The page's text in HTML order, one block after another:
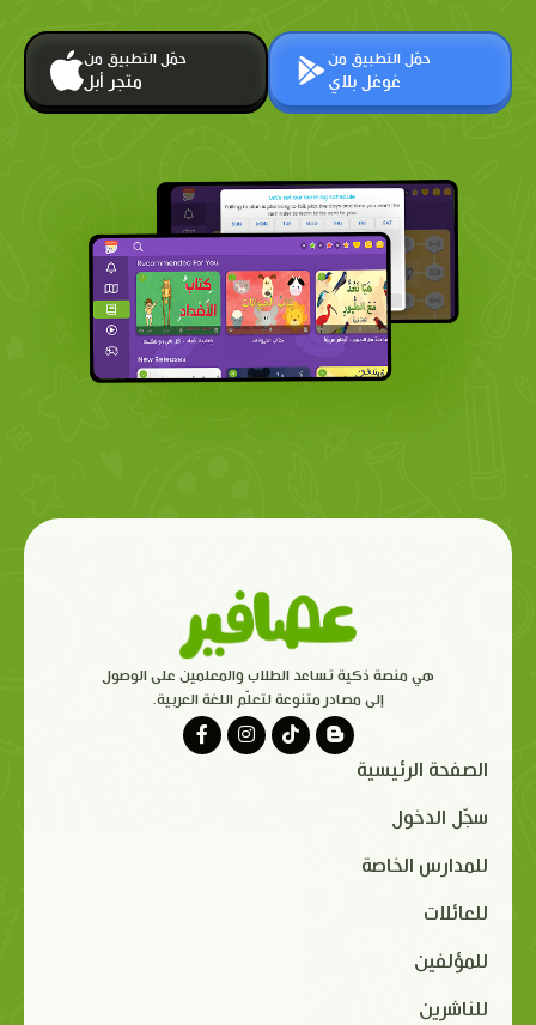
حمّل التطبيق من
متجر أبل
حمّل التطبيق من
غوغل بلاي
هي منصة ذكية تساعد الطلاب والمعلمين على الوصول
إلى مصادر متنوعة لتعلّم اللغة العربية.
الصفحة الرئيسية
سجّل الدخول
للمدارس الخاصة
للعائلات
للمؤلفين
للناشرين